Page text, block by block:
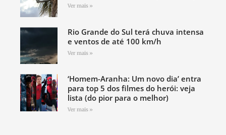
Ver mais »
Rio Grande do Sul terá chuva intensa
e ventos de até 100 km/h
Ver mais »
‘Homem-Aranha: Um novo dia’ entra
para top 5 dos filmes do herói: veja
lista (do pior para o melhor)
Ver mais »